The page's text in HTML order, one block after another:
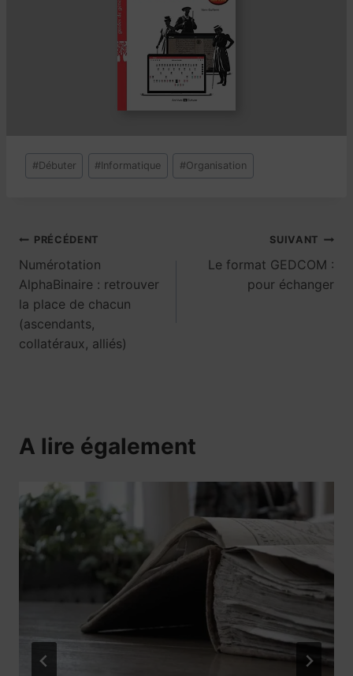
Étiquettes
de
#Débuter #Informatique #Organisation
Navigation
de
l’article
PRÉCÉDENT
Numérotation
AlphaBinaire : retrouver
la place de chacun
(ascendants,
collatéraux, alliés)
SUIVANT
Le format GEDCOM :
pour échanger
A lire également